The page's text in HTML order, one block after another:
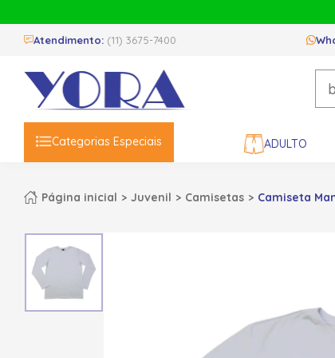
Atendimento: (11) 3675-7400
Categorias Especiais ADULTO
Página inicial Juvenil Camisetas Camiseta